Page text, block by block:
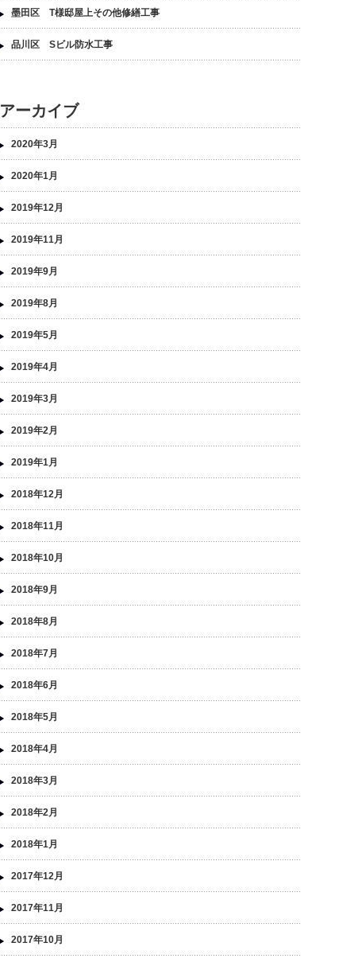
墨田区 T様邸屋上その他修繕工事
品川区 Sビル防水工事
アーカイブ
2020年3月
2020年1月
2019年12月
2019年11月
2019年9月
2019年8月
2019年5月
2019年4月
2019年3月
2019年2月
2019年1月
2018年12月
2018年11月
2018年10月
2018年9月
2018年8月
2018年7月
2018年6月
2018年5月
2018年4月
2018年3月
2018年2月
2018年1月
2017年12月
2017年11月
2017年10月